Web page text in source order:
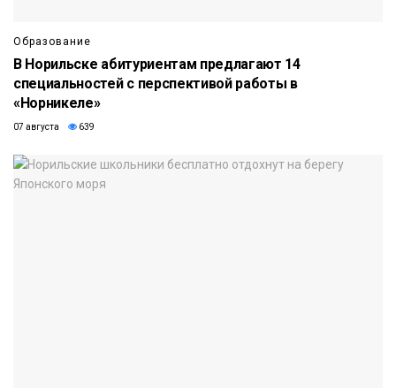
Образование
В Норильске абитуриентам предлагают 14
специальностей с перспективой работы в
«Норникеле»
07 августа 639